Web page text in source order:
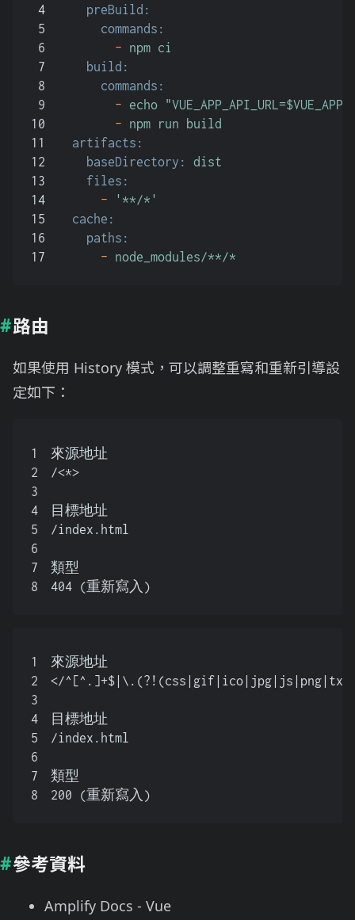
4
5
6
7
8
9
10
11
12
13
14
15
16
17
preBuild:
commands:
-
npm ci
build:
commands:
-
echo
-
npm run
build
artifacts:
baseDirectory:
dist
files:
-
'**/*'
cache:
paths:
-
node_modules/**/*
路由
如果使用 History 模式，可以調整重寫和重新引導設
定如下：
1
2
3
4
5
6
7
8
來源地址
/<*>
目標地址
/index.html
類型
404 (重新寫入)
1
2
3
4
5
6
7
8
來源地址
</
目標地址
/index.html
類型
200 (重新寫入)
參考資料
Amplify Docs - Vue